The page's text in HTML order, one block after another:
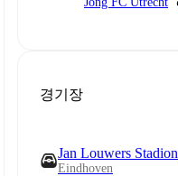
경기장
Jan Louwers Stadion
Eindhoven